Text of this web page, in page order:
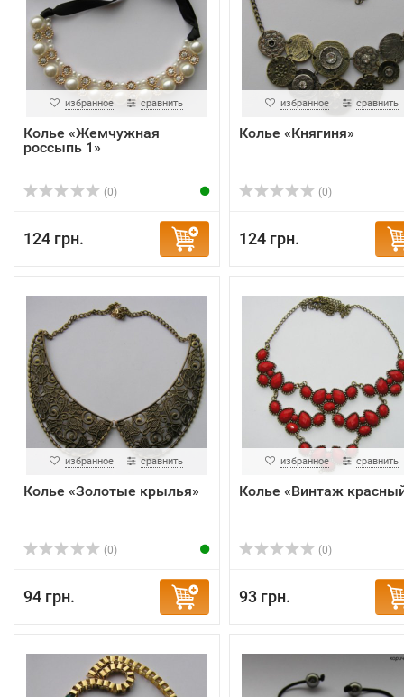
избранное сравнить
Колье «Жемчужная
россыпь 1»
(0)
124 грн.
избранное сравнить
Колье «Княгиня»
(0)
124 грн.
избранное сравнить
Колье «Золотые крылья»
(0)
94 грн.
избранное сравнить
Колье «Винтаж
(0)
93 грн.